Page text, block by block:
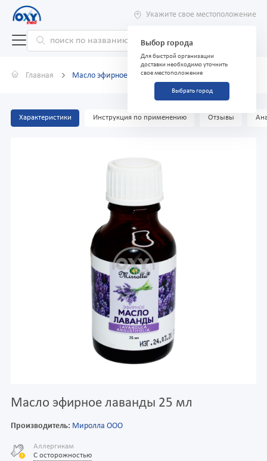
Укажите свое местоположение
Выбор города
Для быстрой организации
доставки необходимо уточнить
свое местоположение
Выбрать город
Главная Масло эфирное лаванды 25 мл
Характеристики Инструкция по применению Отзывы
Масло эфирное лаванды 25 мл
Производитель: Миролла ООО
Аллергикам
С осторожностью